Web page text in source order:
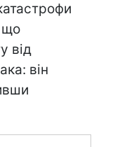
що
від
він